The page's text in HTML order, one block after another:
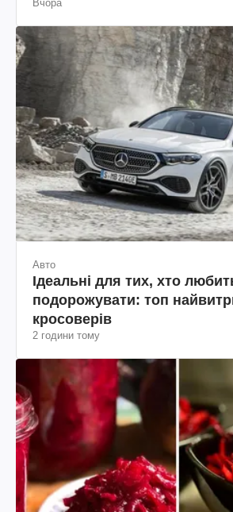
Вчора
Авто
Ідеальні для тих, хто
подорожувати: топ
кросоверів
2 години тому